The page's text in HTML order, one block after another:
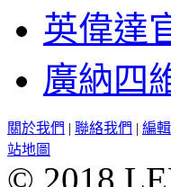
英偉達
廣納四
關於我們 | 聯絡我們 | 編
站地圖